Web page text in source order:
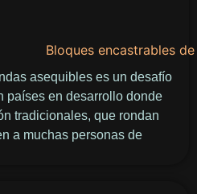
asequibles es un desafío
países en desarrollo donde
tradicionales, que rondan
a muchas personas de